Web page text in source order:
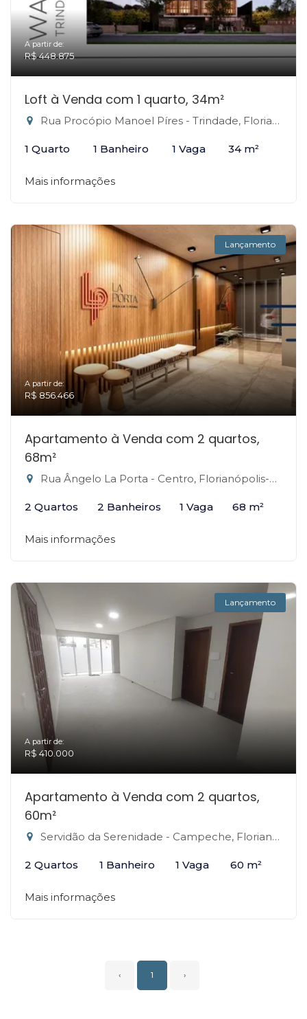
A partir de:
R$ 448.875
Loft à Venda com 1 quarto, 34m²
Rua Procópio Manoel Píres - Trindade, Florianópolis-SC
1 Quarto 1 Banheiro 1 Vaga 34 m²
Mais informações
Lançamento
A partir de:
R$ 856.466
Apartamento à Venda com 2 quartos,
68m²
Rua Ângelo La Porta - Centro, Florianópolis-SC
2 Quartos 2 Banheiros 1 Vaga 68 m²
Mais informações
Lançamento
A partir de:
R$ 410.000
Apartamento à Venda com 2 quartos,
60m²
Servidão da Serenidade - Campeche, Florianópolis-SC
2 Quartos 1 Banheiro 1 Vaga 60 m²
Mais informações
‹ 1 ›